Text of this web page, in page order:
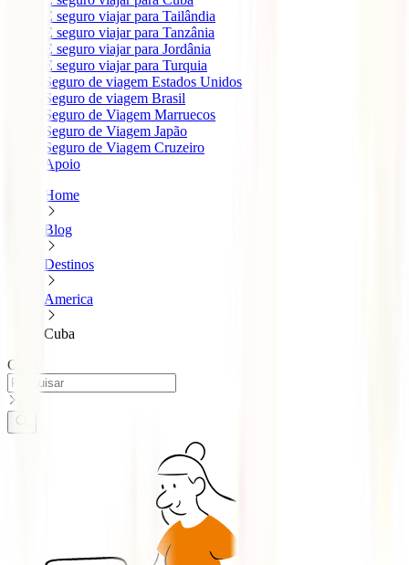
É seguro viajar para Tailândia
É seguro viajar para Tanzânia
É seguro viajar para Jordânia
É seguro viajar para Turquia
Seguro de viagem Estados Unidos
Seguro de viagem Brasil
Seguro de Viagem Marruecos
Seguro de Viagem Japão
Seguro de Viagem Cruzeiro
Apoio
Home
Blog
Destinos
America
Cuba
Cuba